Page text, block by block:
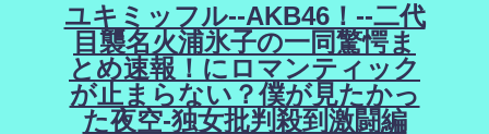
ユキミッフル--AKB46！--二代
目襲名火浦氷子の一同驚愕ま
とめ速報！にロマンティック
が止まらない？僕が見たかっ
た夜空-独女批判殺到激闘編